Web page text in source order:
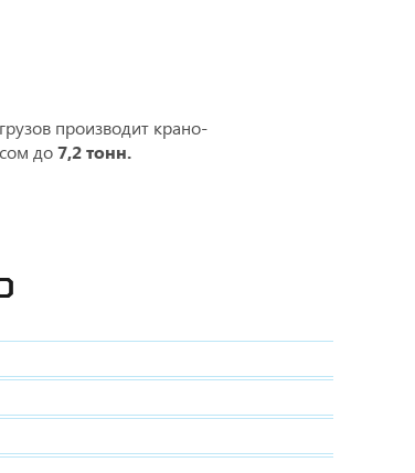
производит крано-
до7,2 тонн.